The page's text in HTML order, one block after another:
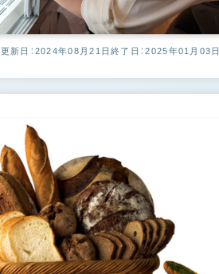
更新日：2024年08月21日終了日：2025年01月03日